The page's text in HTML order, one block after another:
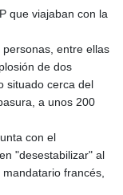
que viajaban con la
entre ellas
de dos
situado cerca del
a unos 200
con el
"desestabilizar" al
francés,